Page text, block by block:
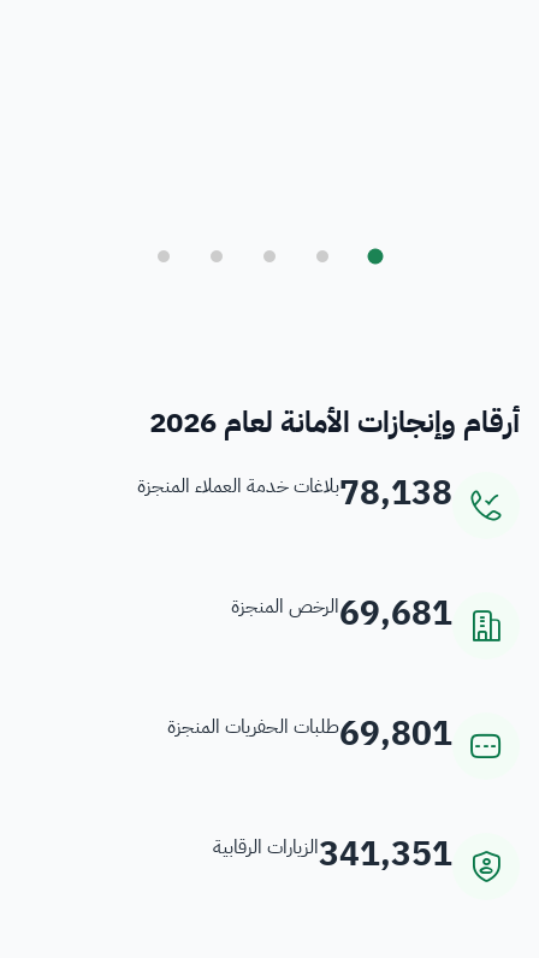
أرقام وإنجازات الأمانة لعام 2026
78,138بلاغات خدمة العملاء المنجزة
69,681الرخص المنجزة
69,801طلبات الحفريات المنجزة
341,351الزيارات الرقابية